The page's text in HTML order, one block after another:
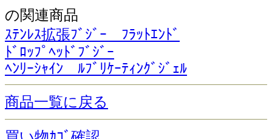
の関連商品
ｽﾃﾝﾚｽ拡張ﾌﾞｼﾞｰ ﾌﾗｯﾄｴﾝﾄﾞ
ﾄﾞﾛｯﾌﾟﾍｯﾄﾞﾌﾞｼﾞｰ
ﾍﾝﾘｰｼｬｲﾝ ﾙﾌﾞﾘｹｰﾃｨﾝｸﾞｼﾞｪﾙ
商品一覧に戻る